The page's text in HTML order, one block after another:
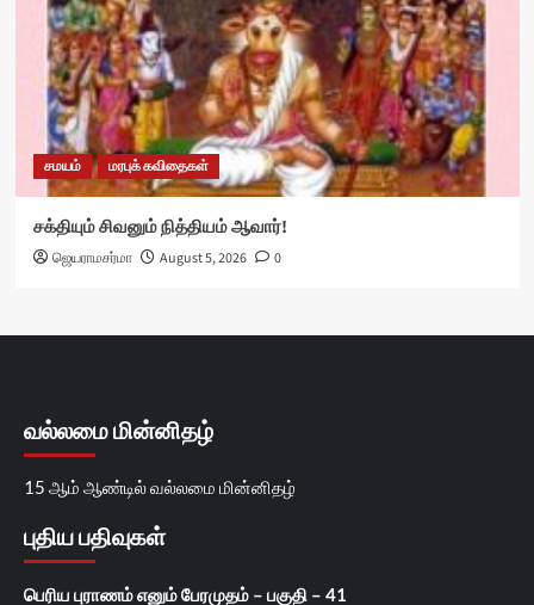
சமயம் மரபுக் கவிதைகள்
சக்தியும் சிவனும் நித்தியம் ஆவார்!
ஜெயராமசர்மா August 5, 2026 0
வல்லமை மின்னிதழ்
15 ஆம் ஆண்டில் வல்லமை மின்னிதழ்
புதிய பதிவுகள்
பெரிய புராணம் எனும் பேரமுதம் – பகுதி – 41